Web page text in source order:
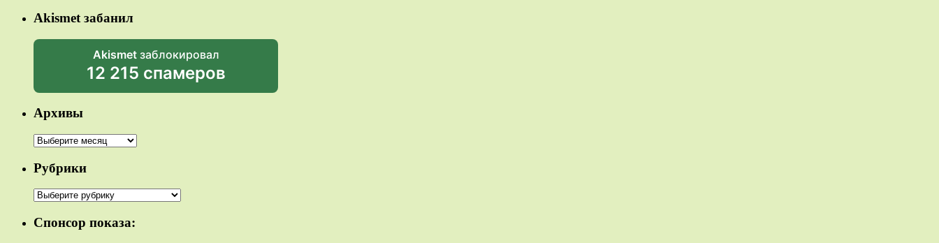
Akismet забанил
Akismetзаблокировал
12 215 спамеров
Архивы
Архивы
Рубрики
Рубрики
Спонсор показа: